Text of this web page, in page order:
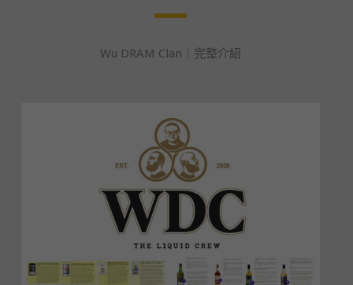
Wu DRAM Clan｜完整介紹